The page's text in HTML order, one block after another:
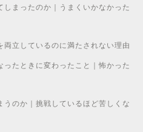
しまったのか｜うまくいかなかった
両立しているのに満たされない理由
ったときに変わったこと｜怖かった
うのか｜挑戦しているほど苦しくな